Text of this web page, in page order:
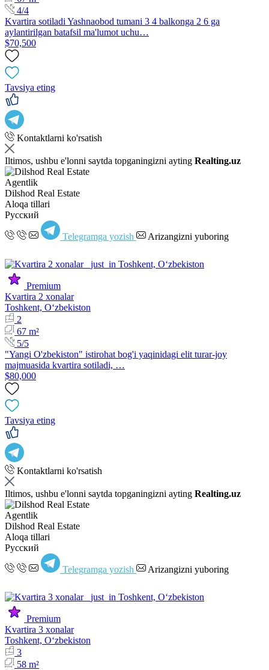
4/4
Kvartira sotiladi Yashnaobod tumani 3 4 balkonga 2 6 ga
aylantirilgan batafsil ma'lumot uchu…
$70,500
Tavsiya eting
Kontaktlarni ko'rsatish
Iltimos, ushbu e'lonni saytda topganingizni ayting Realting.uz
Agentlik
Dilshod Real Estate
Aloqa tillari
Русский
Telegramga yozish Arizangizni yuboring
Premium
Kvartira 2 xonalar
Toshkent, Oʻzbekiston
2
67 m²
5/5
"Yangi O'zbekiston" istirohat bog'i yaqinidagi elit turar-joy
majmuasida kvartira sotiladi, …
$80,000
Tavsiya eting
Kontaktlarni ko'rsatish
Iltimos, ushbu e'lonni saytda topganingizni ayting Realting.uz
Agentlik
Dilshod Real Estate
Aloqa tillari
Русский
Telegramga yozish Arizangizni yuboring
Premium
Kvartira 3 xonalar
Toshkent, Oʻzbekiston
3
58 m²